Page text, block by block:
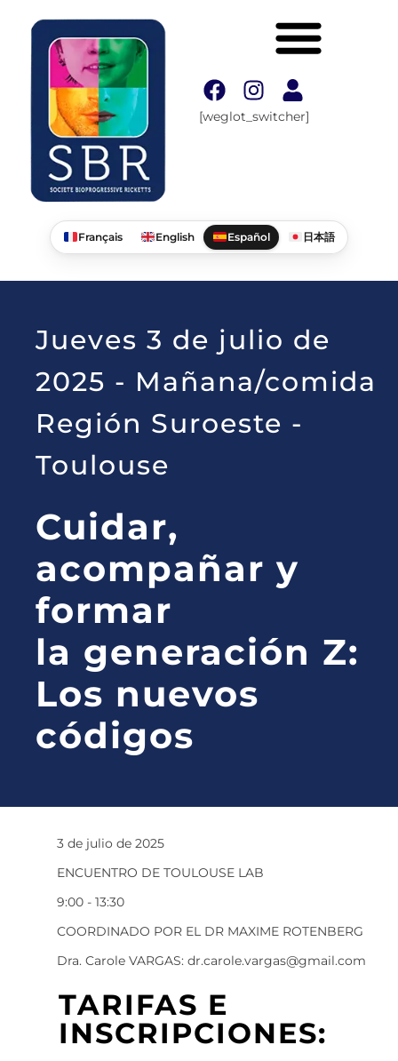
[weglot_switcher]
Français English Español 日本語
Jueves 3 de julio de
2025 - Mañana/comida
Región Suroeste -
Toulouse
Cuidar,
acompañar y
formar
la generación Z:
Los nuevos
códigos
3 de julio de 2025
ENCUENTRO DE TOULOUSE LAB
9:00 - 13:30
COORDINADO POR EL DR MAXIME ROTENBERG
Dra. Carole VARGAS: dr.carole.vargas@gmail.com
TARIFAS E
INSCRIPCIONES: